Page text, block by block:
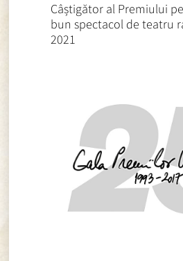
Câștigător al Premiului
bun spectacol de teatru
2021